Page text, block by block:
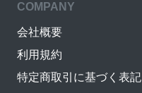
COMPANY
会社概要
利用規約
特定商取引に基づく表記